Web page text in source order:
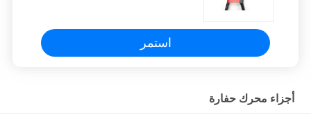
استمر
أجزاء محرك حفارة